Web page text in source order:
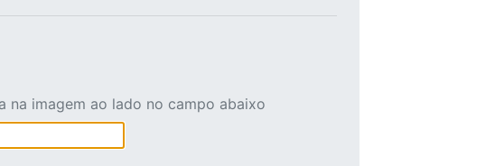
na imagem ao lado no campo abaixo